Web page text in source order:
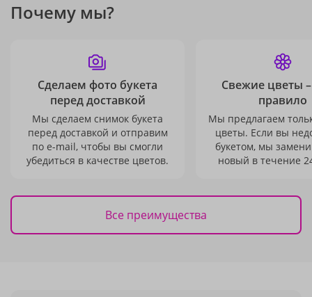
Почему мы?
Сделаем фото букета
перед доставкой
Мы сделаем снимок букета
перед доставкой и отправим
по e-mail, чтобы вы смогли
убедиться в качестве цветов.
Свежие цветы
правило
Мы предлагаем
цветы. Если вы
букетом, мы
новый в течение
Все преимущества